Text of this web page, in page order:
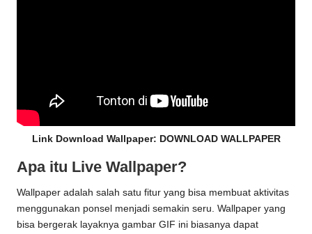
Link Download Wallpaper: DOWNLOAD WALLPAPER
Apa itu Live Wallpaper?
Wallpaper adalah salah satu fitur yang bisa membuat aktivitas
menggunakan ponsel menjadi semakin seru. Wallpaper yang
bisa bergerak layaknya gambar GIF ini biasanya dapat